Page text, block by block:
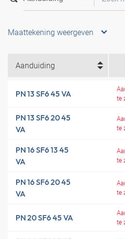
Maattekening weergeven
Aanduiding
PN 13 SF6 45 VA
te
PN 13 SF6 20 45
VA
te
PN 16 SF6 13 45
VA
te
PN 16 SF6 20 45
VA
te
PN 20 SF6 45 VA
te